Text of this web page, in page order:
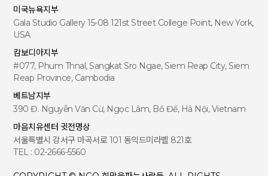
미국뉴욕지부
Gala Studio Gallery 15-08 121st Street College Point, New York,
USA
캄보디아지부
#077, Phum Thnal, Sangkat Sro Ngae, Siem Reap City, Siem
Reap Province, Cambodia
베트남지부
390 Đ. Nguyễn Văn Cừ, Ngọc Lâm, Bồ Đề, Hà Nội, Vietnam
마음치유센터 귓전명상
서울특별시 강서구 마곡서로 101 동익드미라벨 821호
TEL : 02-2666-5560